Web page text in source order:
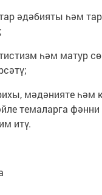
әдәбияты һәм
һәм матур
мәдәнияте һәм
темаларга
итү.